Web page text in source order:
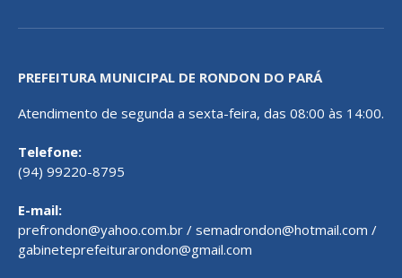
PREFEITURA MUNICIPAL DE RONDON DO PARÁ
Atendimento de segunda a sexta-feira, das 08:00 às 14:00.
Telefone:
(94) 99220-8795
E-mail:
prefrondon@yahoo.com.br / semadrondon@hotmail.com /
gabineteprefeiturarondon@gmail.com